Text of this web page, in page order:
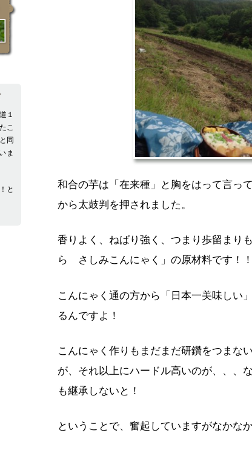
和合の芋は「在来種」と胸をはって言っ
から太鼓判を押されました。
香りよく、ねばり強く、つまり歩留まり
ら さしみこんにゃく」の原材料です！！
こんにゃく通の方から「日本一美味しい
るんですよ！
こんにゃく作りもまだまだ研鑽をつまな
が、それ以上にハードル高いのが、、、
も継承しないと！
ということで、奮起していますがなかな
１
こ
同
ま
と